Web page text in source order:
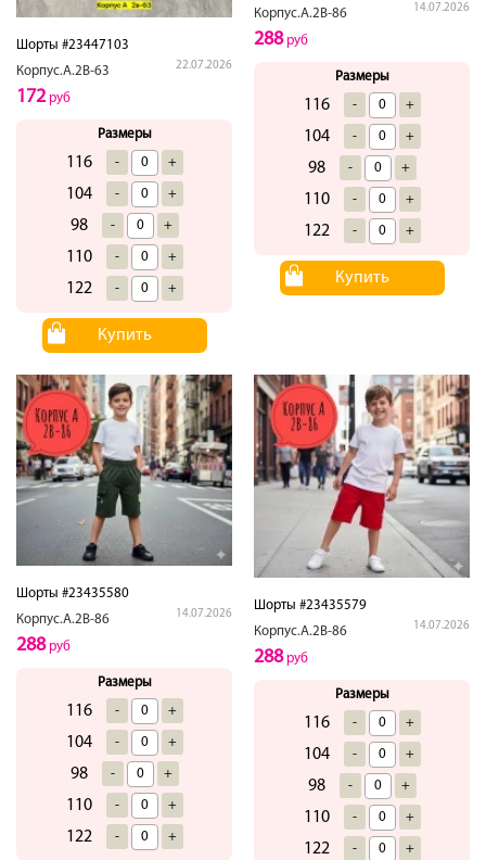
Шорты #23447103
Корпус.А.2В-63
22.07.2026
172руб
Размеры
116 - +
104 - +
98 - +
110 - +
122 - +
Купить
Корпус.А.2В-86
14.07.2026
288руб
Размеры
116 - +
104 - +
98 - +
110 - +
122 - +
Купить
Шорты #23435580
Корпус.А.2В-86
14.07.2026
288руб
Размеры
116 - +
104 - +
98 - +
110 - +
122 - +
Шорты #23435579
Корпус.А.2В-86
14.07.2026
288руб
Размеры
116 - +
104 - +
98 - +
110 - +
122 - +